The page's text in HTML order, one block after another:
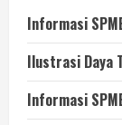
Informasi
Ilustrasi Daya
Informasi